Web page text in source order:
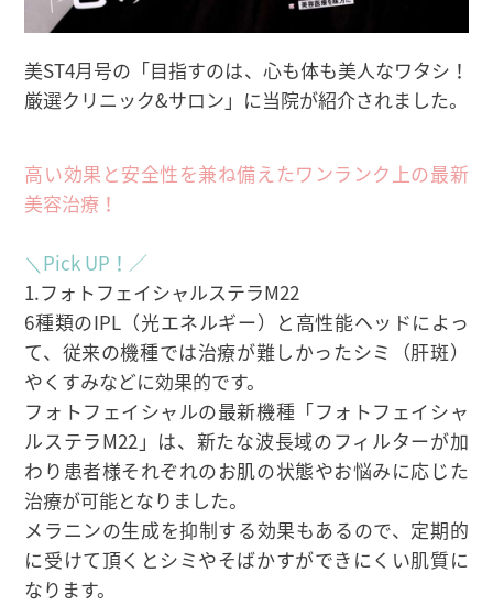
美ST4月号の「目指すのは、心も体も美人なワタシ！
厳選クリニック&サロン」に当院が紹介されました。
高い効果と安全性を兼ね備えたワンランク上の最新
美容治療！
＼Pick UP！／
1.フォトフェイシャルステラM22
6種類のIPL（光エネルギー）と高性能ヘッドによっ
て、従来の機種では治療が難しかったシミ（肝斑）
やくすみなどに効果的です。
フォトフェイシャルの最新機種「フォトフェイシャ
ルステラM22」は、新たな波長域のフィルターが加
わり患者様それぞれのお肌の状態やお悩みに応じた
治療が可能となりました。
メラニンの生成を抑制する効果もあるので、定期的
に受けて頂くとシミやそばかすができにくい肌質に
なります。